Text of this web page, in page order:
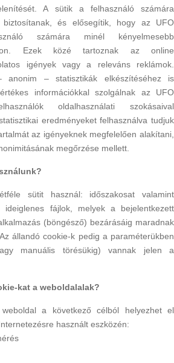
A sütik a felhasználó számára
biztosítanak, és elősegítik, hogy az UFO
számára minél kényelmesebb
Ezek közé tartoznak az online
igények vagy a releváns reklámok.
anonim – statisztikák elkészítéséhez is
információkkal szolgálnak az UFO
oldalhasználati szokásaival
eredményeket felhasználva tudjuk
az igényeknek megfelelően alakítani,
megőrzése mellett.
sütit használ: időszakosat valamint
ideiglenes fájlok, melyek a bejelentkezett
(böngésző) bezárásáig maradnak
állandó cookie-k pedig a paraméterükben
manuális törésükig) vannak jelen a
kat a weboldalalak?
a következő célból helyezhet el
használt eszközén: